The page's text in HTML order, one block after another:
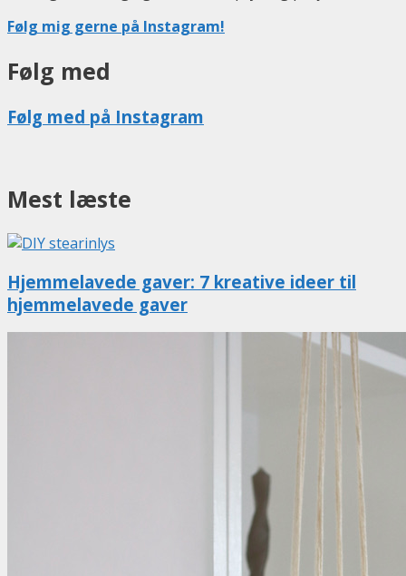
Følg mig gerne på Instagram!
Følg med
Følg med på Instagram
Mest læste
Hjemmelavede gaver: 7 kreative ideer til
hjemmelavede gaver